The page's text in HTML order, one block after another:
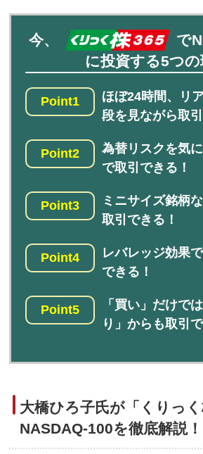
今、
で
に投資する5つの
Point1
ほぼ24時間、リ
段を見ながら取
Point2
為替リスクを気
で取引できる！
Point3
ミニサイズ銘柄
取引できる！
Point4
レバレッジ効果
できる！
Point5
「買い」だけで
り」からも取引
大橋ひろ子氏が「くりっく
NASDAQ-100を徹底解説！